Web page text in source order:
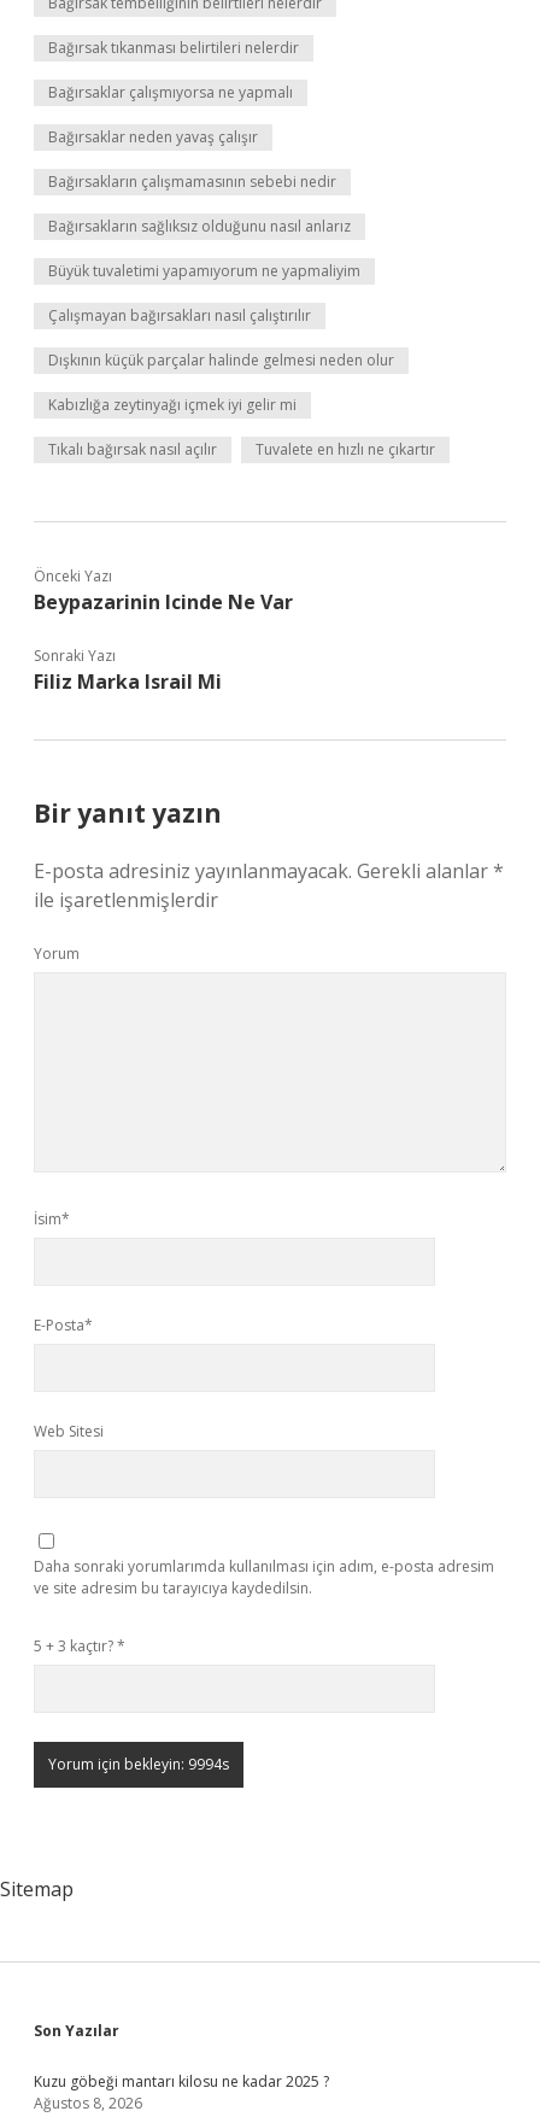
Bağırsak tıkanması belirtileri nelerdir
Bağırsaklar çalışmıyorsa ne yapmalı
Bağırsaklar neden yavaş çalışır
Bağırsakların çalışmamasının sebebi nedir
Bağırsakların sağlıksız olduğunu nasıl anlarız
Büyük tuvaletimi yapamıyorum ne yapmaliyim
Çalışmayan bağırsakları nasıl çalıştırılır
Dışkının küçük parçalar halinde gelmesi neden olur
Kabızlığa zeytinyağı içmek iyi gelir mi
Tıkalı bağırsak nasıl açılır Tuvalete en hızlı ne çıkartır
Önceki Yazı
Beypazarinin Icinde Ne Var
Sonraki Yazı
Filiz Marka Israil Mi
Bir yanıt yazın
E-posta adresiniz yayınlanmayacak. Gerekli alanlar*
ile işaretlenmişlerdir
Yorum
İsim*
E-Posta*
Web Sitesi
Daha sonraki yorumlarımda kullanılması için adım, e-posta adresim
ve site adresim bu tarayıcıya kaydedilsin.
5 + 3 kaçtır?*
Sitemap
Sidebar
Son Yazılar
Kuzu göbeği mantarı kilosu ne kadar 2025 ?
Ağustos 8, 2026